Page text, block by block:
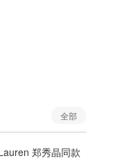
全部
郑秀晶同款